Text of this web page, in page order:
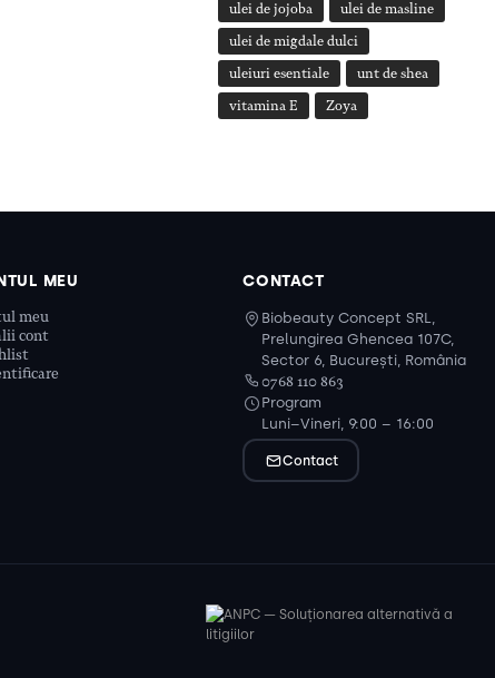
ulei de jojoba ulei de masline
ulei de migdale dulci
uleiuri esentiale unt de shea
vitamina E Zoya
MEU
meu
cont
CONTACT
Biobeauty Concept SRL,
Prelungirea Ghencea 107C,
Sector 6, București, România
0768 110 863
Program
Luni–Vineri, 9:00 – 16:00
Contact